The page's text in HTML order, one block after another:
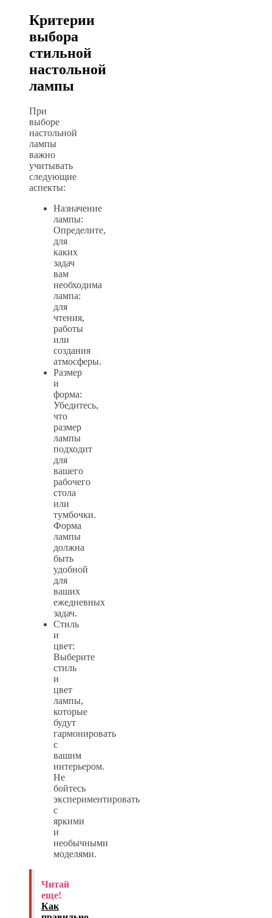
Критерии
выбора
стильной
настольной
лампы
При
выборе
настольной
лампы
важно
учитывать
следующие
аспекты:
Назначение
лампы:
Определите,
для
каких
задач
вам
необходима
лампа:
для
чтения,
работы
или
создания
атмосферы.
Размер
и
форма:
Убедитесь,
что
размер
лампы
подходит
для
вашего
рабочего
стола
или
тумбочки.
Форма
лампы
должна
быть
удобной
для
ваших
ежедневных
задач.
Стиль
и
цвет:
Выберите
стиль
и
цвет
лампы,
которые
будут
гармонировать
с
вашим
интерьером.
Не
бойтесь
экспериментировать
с
яркими
и
необычными
моделями.
Читай
еще!
Как